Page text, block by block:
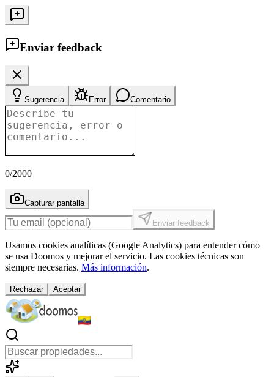
Enviar feedback
Sugerencia Error Comentario
0/2000
Capturar pantalla
Enviar feedback
Usamos cookies analíticas (Google Analytics) para entender cómo
se usa Doomos y mejorar el servicio. Las cookies técnicas son
siempre necesarias. Más información.
Rechazar Aceptar